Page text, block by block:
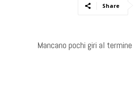
Share
Mancano pochi giri al termine ​